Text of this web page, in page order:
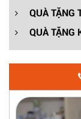
QUÀ TẶNG
QUÀ TẶNG